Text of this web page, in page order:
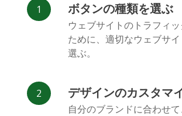
Facebook
Messenger
Odnoklassniki
ボタンの種類を選ぶ
ウェブサイトのトラフィ
ために、適切なウェブサ
選ぶ。
デザインのカスタマ
自分のブランドに合わせ